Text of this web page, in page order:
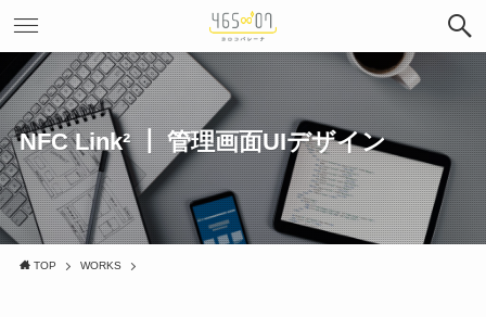
NFC Link² ┃ 管理画面UIデザイン
TOP WORKS